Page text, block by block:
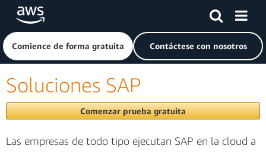
Saltar al contenido principal
Haga clic aquí para volver a la página de inicio de Amazon
Comience de forma gratuita Contáctese con nosotros
Soluciones SAP
Comenzar prueba gratuita
Las empresas de todo tipo ejecutan SAP en la cloud a